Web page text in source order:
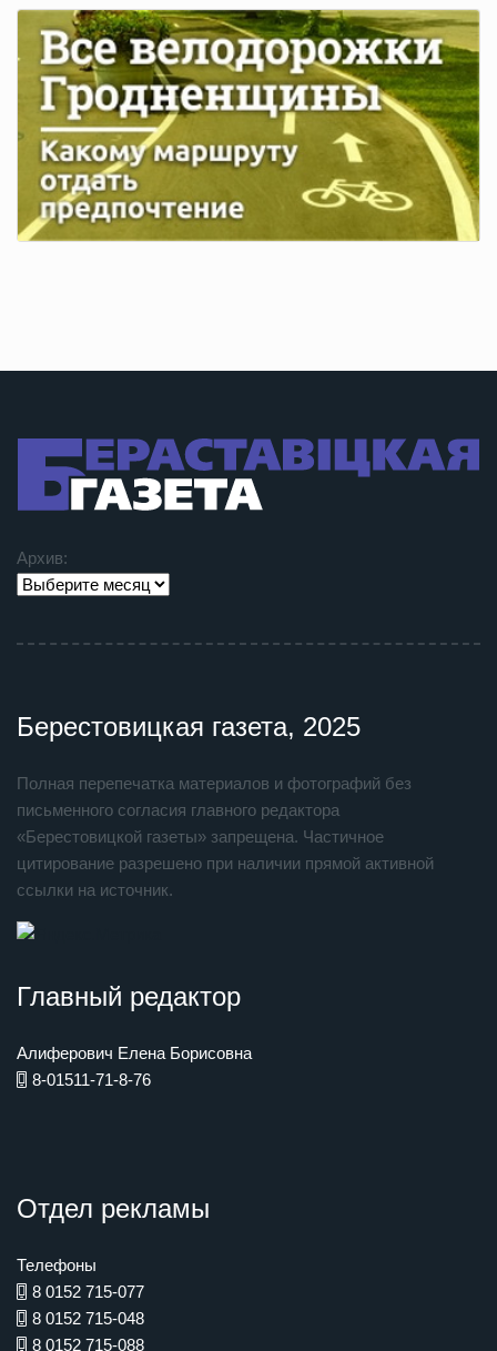
Архив:
Берестовицкая газета, 2025
Полная перепечатка материалов и фотографий без
письменного согласия главного редактора
«Берестовицкой газеты» запрещена. Частичное
цитирование разрешено при наличии прямой активной
ссылки на источник.
Главный редактор
Алиферович Елена Борисовна
8-01511-71-8-76
Отдел рекламы
Телефоны
8 0152 715-077
8 0152 715-048
8 0152 715-088